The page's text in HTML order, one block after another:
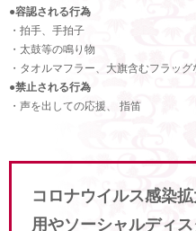
●容認される行為
・拍手、手拍子
・太鼓等の鳴り物
・タオルマフラー、大旗含むフラッグ
●禁止される行為
・声を出しての応援、 指笛
コロナウイルス感染
用やソーシャルディ